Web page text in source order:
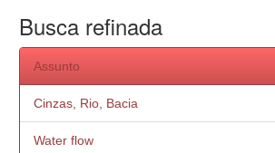
Busca refinada
Assunto
Cinzas, Rio, Bacia
Water flow